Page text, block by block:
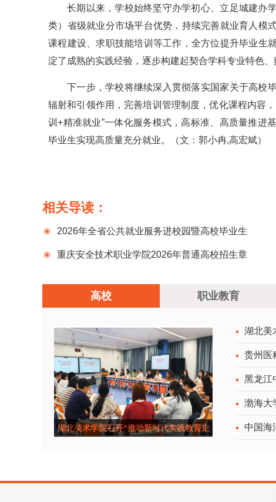
长期以来，学校始终坚守办学初心、立足城建办
类）省级就业分市场平台优势，持续完善就业育人模
课程建设、求职技能培训等工作，全方位提升毕业生
淀了成熟的实践经验，逐步构建起契合学科专业特色
下一步，学校将继续深入贯彻落实国家关于高校
辐射和引领作用，完善培训管理制度，优化课程内容
训+精准就业”一体化服务模式，高标准、高质量推进
毕业生实现高质量充分就业。（文：郭小冉,高宏斌）
相关导读：
2026年全省公共就业服务进校园暨高校毕业生
就业工作经验交流活动在辽宁科技学院举办
重庆安全技术职业学院2026年普通高校招生章
高校 职业教育
湖北美术学院召开“推动新时代实践教育走
湖北美
贵州医
黑龙江
渤海大
中国海